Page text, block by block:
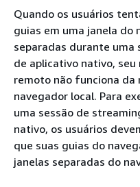
Quando os usuários
guias em uma janela do
separadas durante uma
de aplicativo nativo,
remoto não funciona da
navegador local. Para
uma sessão de
nativo, os usuários
que suas guias do
janelas separadas do